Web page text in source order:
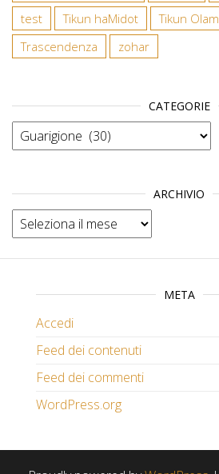
test
Tikun haMidot Tikun Olam
Trascendenza
zohar
CATEGORIE
Categorie
ARCHIVIO
Archivio
META
Accedi
Feed dei contenuti
Feed dei commenti
WordPress.org